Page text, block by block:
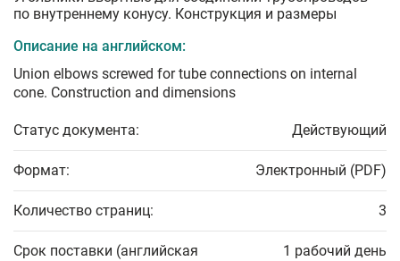
по внутреннему конусу. Конструкция и размеры
Описание на английском:
Union elbows screwed for tube connections on internal
cone. Construction and dimensions
Статус документа: Действующий
Формат: Электронный (PDF)
Количество страниц: 3
Срок поставки (английская
1 рабочий день